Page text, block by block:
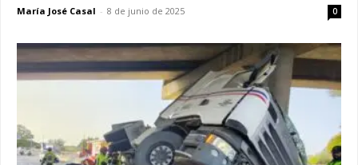
María José Casal - 8 de junio de 2025 0